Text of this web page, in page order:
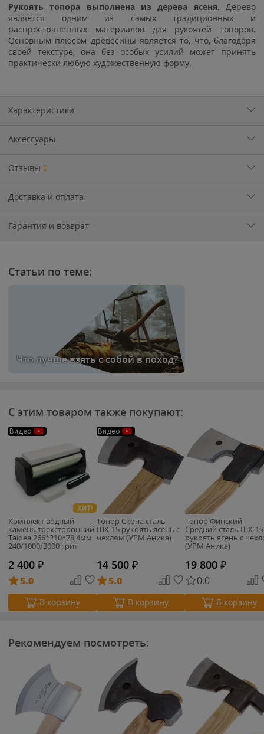
Рукоять топора выполнена из дерева ясеня. Дерево
является одним из самых традиционных и
распространенных материалов для рукоятей топоров.
Основным плюсом древесины является то, что, благодаря
своей текстуре, она без особых усилий может принять
практически любую художественную форму.
Характеристики
Аксессуары
Отзывы 0
Доставка и оплата
Гарантия и возврат
Статьи по теме:
Что лучше взять с собой в поход?
С этим товаром также покупают:
Видео
ХИТ!
Комплект водный
камень трехсторонний
Taidea 266*210*78,4мм
240/1000/3000 грит
2 400 ₽
5.0
В корзину
Видео
Топор Скопа сталь
ШХ-15 рукоять ясень с
чехлом (УРМ Аника)
14 500 ₽
5.0
В корзину
Топор Финский
Средний сталь ШХ-15
рукоять ясень с
(УРМ Аника)
19 800 ₽
0.0
В корзину
Рекомендуем посмотреть: